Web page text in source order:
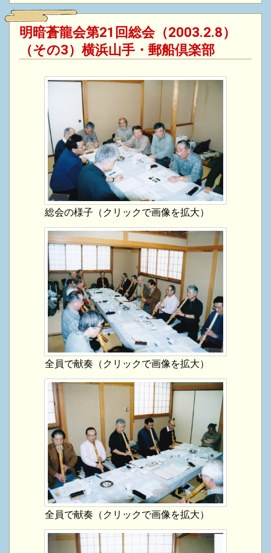
明暗蒼龍会第21回総会（2003.2.8）
（その3）横浜山手・郵船倶楽部
総会の様子（クリックで画像を拡大）
全員で献奏（クリックで画像を拡大）
全員で献奏（クリックで画像を拡大）